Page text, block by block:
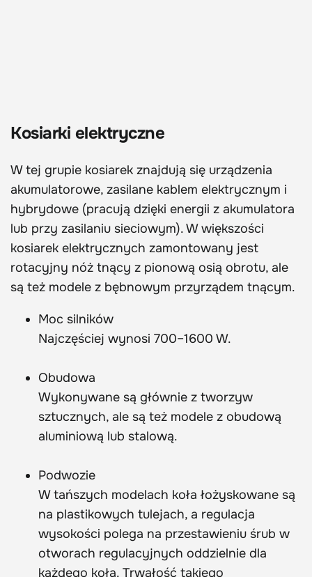
Kosiarki elektryczne
W tej grupie kosiarek znajdują się urządzenia
akumulatorowe, zasilane kablem elektrycznym i
hybrydowe (pracują dzięki energii z akumulatora
lub przy zasilaniu sieciowym). W większości
kosiarek elektrycznych zamontowany jest
rotacyjny nóż tnący z pionową osią obrotu, ale
są też modele z bębnowym przyrządem tnącym.
Moc silników
Najczęściej wynosi 700–1600 W.
Obudowa
Wykonywane są głównie z tworzyw
sztucznych, ale są też modele z obudową
aluminiową lub stalową.
Podwozie
W tańszych modelach koła łożyskowane są
na plastikowych tulejach, a regulacja
wysokości polega na przestawieniu śrub w
otworach regulacyjnych oddzielnie dla
każdego koła. Trwałość takiego